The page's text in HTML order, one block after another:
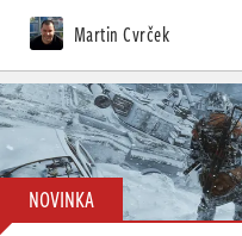
Martin Cvrček
NOVINKA